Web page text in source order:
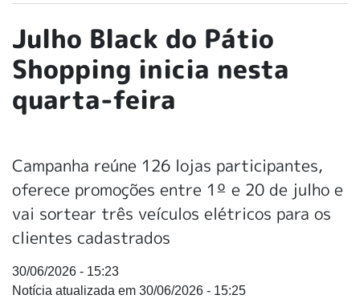
Julho Black do Pátio
Shopping inicia nesta
quarta-feira
Campanha reúne 126 lojas participantes,
oferece promoções entre 1º e 20 de julho e
vai sortear três veículos elétricos para os
clientes cadastrados
30/06/2026 - 15:23
30/06/2026 - 15:25